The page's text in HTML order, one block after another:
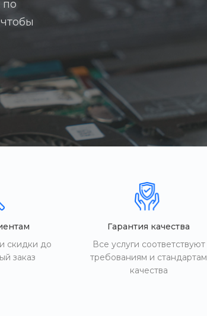
по
скидки до
заказ
Гарантия качества
Все услуги соответствуют
требованиям и стандартам
качества